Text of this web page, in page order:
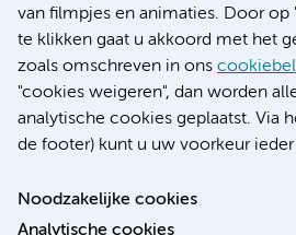
van filmpjes en animaties. Door op
te klikken gaat u akkoord met het
zoals omschreven in ons
"cookies weigeren", dan worden
analytische cookies geplaatst. Via
de footer) kunt u uw voorkeur
Noodzakelijke cookies
Analytische cookies
Educatie locatie VUmc
Verwijzen & diagnostiek